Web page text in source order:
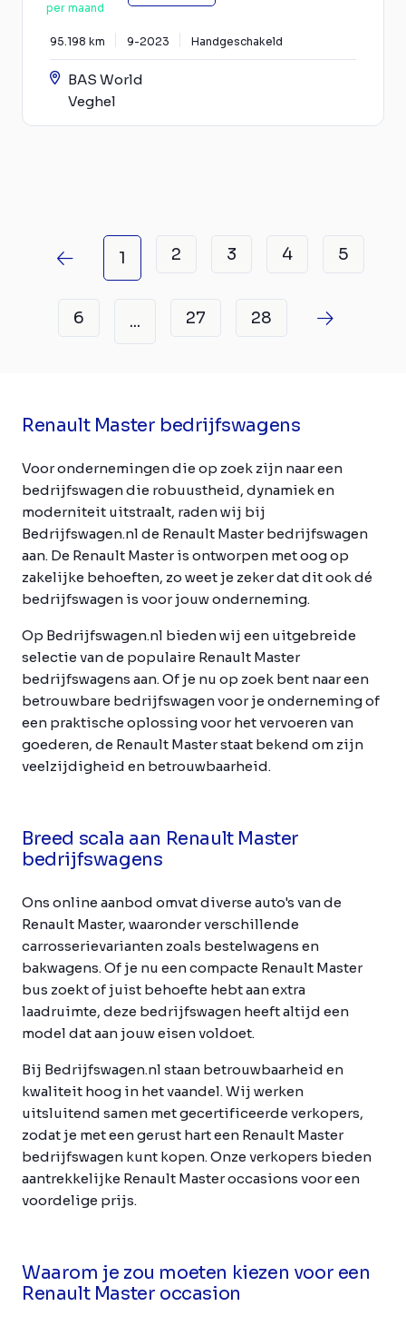
per maand
95.198 km 9-2023 Handgeschakeld
BAS World
Veghel
1 2 3 4 5
6 ... 27 28
Renault Master bedrijfswagens
Voor ondernemingen die op zoek zijn naar een
bedrijfswagen die robuustheid, dynamiek en
moderniteit uitstraalt, raden wij bij
Bedrijfswagen.nl de Renault Master bedrijfswagen
aan. De Renault Master is ontworpen met oog op
zakelijke behoeften, zo weet je zeker dat dit ook dé
bedrijfswagen is voor jouw onderneming.
Op Bedrijfswagen.nl bieden wij een uitgebreide
selectie van de populaire Renault Master
bedrijfswagens aan. Of je nu op zoek bent naar een
betrouwbare bedrijfswagen voor je onderneming of
een praktische oplossing voor het vervoeren van
goederen, de Renault Master staat bekend om zijn
veelzijdigheid en betrouwbaarheid.
Breed scala aan Renault Master
bedrijfswagens
Ons online aanbod omvat diverse auto's van de
Renault Master, waaronder verschillende
carrosserievarianten zoals bestelwagens en
bakwagens. Of je nu een compacte Renault Master
bus zoekt of juist behoefte hebt aan extra
laadruimte, deze bedrijfswagen heeft altijd een
model dat aan jouw eisen voldoet.
Bij Bedrijfswagen.nl staan betrouwbaarheid en
kwaliteit hoog in het vaandel. Wij werken
uitsluitend samen met gecertificeerde verkopers,
zodat je met een gerust hart een Renault Master
bedrijfswagen kunt kopen. Onze verkopers bieden
aantrekkelijke Renault Master occasions voor een
voordelige prijs.
Waarom je zou moeten kiezen voor een
Renault Master occasion